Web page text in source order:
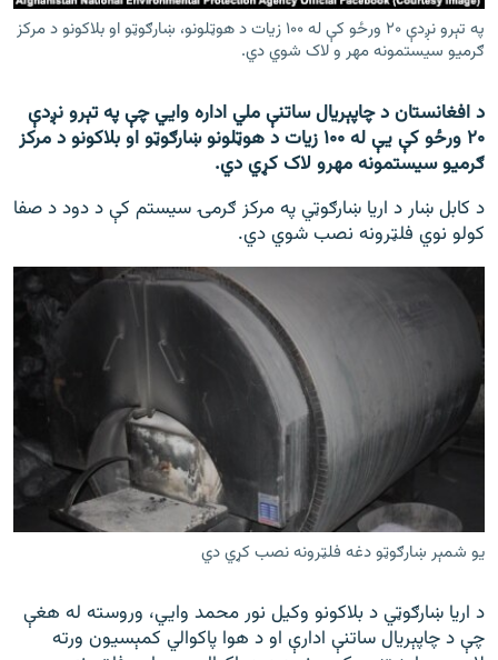
راسره ملګري شئ
د ازادې اروپا/ ازادي راډيو ټولې پاڼې
په تېرو نږدې ۲۰ ورځو کې له ۱۰۰ زیات د هوټلونو، ښارګوټو او بلاکونو د مرکز
ګرمیو سیستمونه مهر و لاک شوي دي.
د افغانستان د چاپېریال ساتنې ملي اداره وايي چې په تېرو نږدې
۲۰ ورځو کې یې له ۱۰۰ زیات د هوټلونو ښارګوټو او بلاکونو د مرکز
ګرمیو سیستمونه مهرو لاک کړي دي.
د کابل ښار د اریا ښارګوټي په مرکز ګرمۍ سیستم کې د دود د صفا
کولو نوي فلټرونه نصب شوي دي.
یو شمېر ښارګوټو دغه فلټرونه نصب کړي دي
د اریا ښارګوټي د بلاکونو وکیل نور محمد وايي، وروسته له هغې
چې د چاپېریال ساتنې ادارې او د هوا پاکوالي کمېسیون ورته